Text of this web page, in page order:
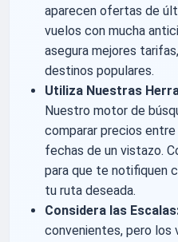
aparecen ofertas de
vuelos con mucha
asegura mejores
destinos populares.
Utiliza Nuestras
Nuestro motor de
comparar precios
fechas de un vistazo.
para que te notifiquen
tu ruta deseada.
Considera las
convenientes, pero los